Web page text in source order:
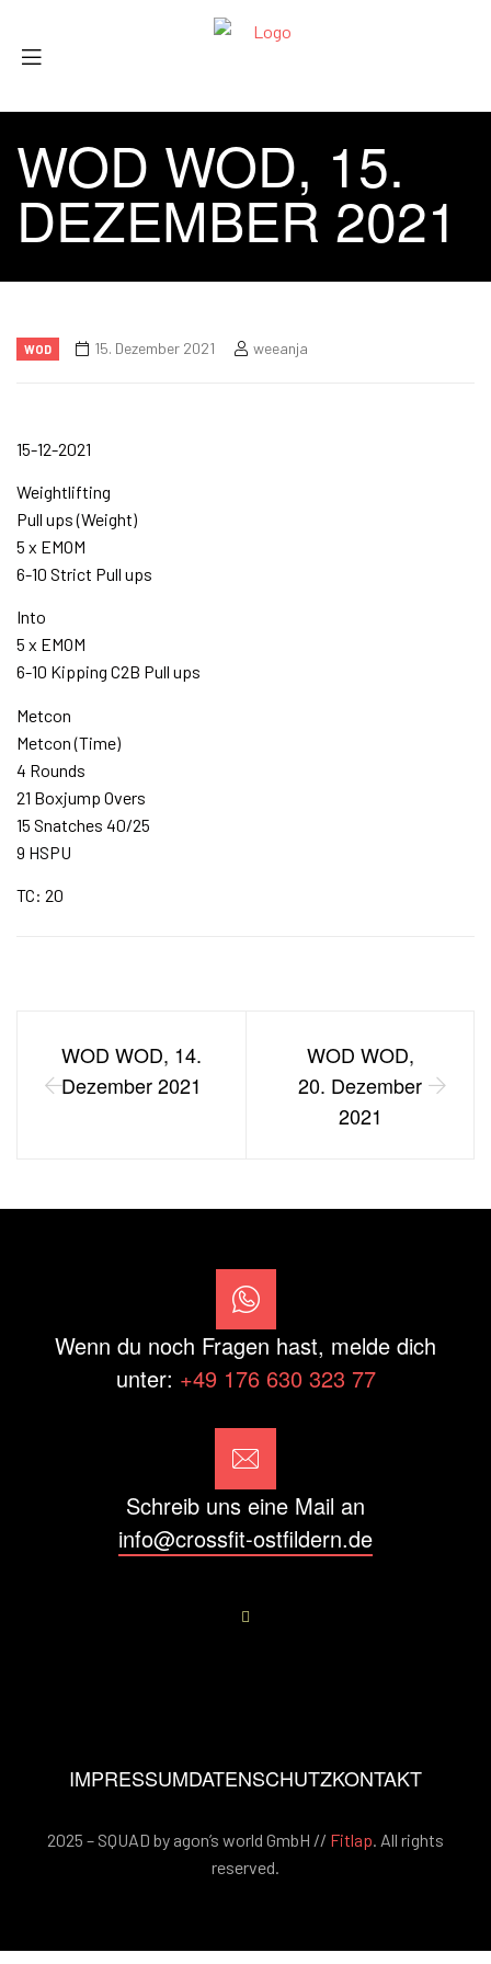
WOD WOD, 15.
DEZEMBER 2021
WOD 15. Dezember 2021 weeanja
15-12-2021
Weightlifting
Pull ups (Weight)
5 x EMOM
6-10 Strict Pull ups
Into
5 x EMOM
6-10 Kipping C2B Pull ups
Metcon
Metcon (Time)
4 Rounds
21 Boxjump Overs
15 Snatches 40/25
9 HSPU
TC: 20
WOD WOD, 14.
Dezember 2021
WOD WOD,
20. Dezember
2021
Wenn du noch Fragen hast, melde dich
unter: +49 176 630 323 77
Schreib uns eine Mail an
info@crossfit-ostfildern.de
IMPRESSUMDATENSCHUTZKONTAKT
2025 – SQUAD by agon’s world GmbH // Fitlap . All rights
reserved.